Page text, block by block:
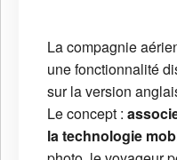
La compagnie
une fonctionnalité
sur la version
Le concept :
la technologie